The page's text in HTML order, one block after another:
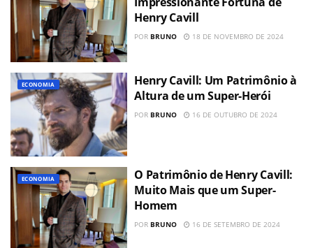
Henry Cavill
POR BRUNO 18 DE NOVEMBRO DE 2024
ECONOMIA
Henry Cavill: Um Patrimônio à
Altura de um Super-Herói
POR BRUNO 16 DE OUTUBRO DE 2024
ECONOMIA
O Patrimônio de Henry Cavill:
Muito Mais que um Super-
Homem
POR BRUNO 16 DE SETEMBRO DE 2024